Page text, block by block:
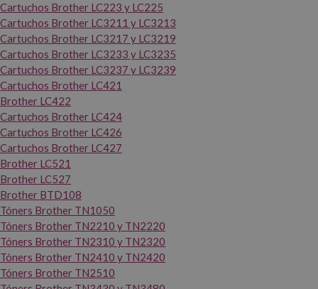
Cartuchos Brother LC223 y LC225
Cartuchos Brother LC3211 y LC3213
Cartuchos Brother LC3217 y LC3219
Cartuchos Brother LC3233 y LC3235
Cartuchos Brother LC3237 y LC3239
Cartuchos Brother LC421
Brother LC422
Cartuchos Brother LC424
Cartuchos Brother LC426
Cartuchos Brother LC427
Brother LC521
Brother LC527
Brother BTD108
Tóners Brother TN1050
Tóners Brother TN2210 y TN2220
Tóners Brother TN2310 y TN2320
Tóners Brother TN2410 y TN2420
Tóners Brother TN2510